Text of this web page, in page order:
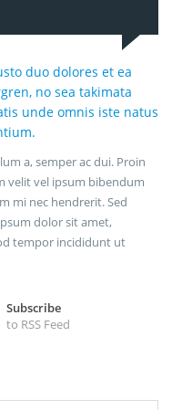
duo dolores et ea
no sea takimata
unde omnis iste natus
a, semper ac dui. Proin
velit vel ipsum bibendum
mi nec hendrerit. Sed
dolor sit amet,
tempor incididunt ut
Subscribe
to RSS Feed